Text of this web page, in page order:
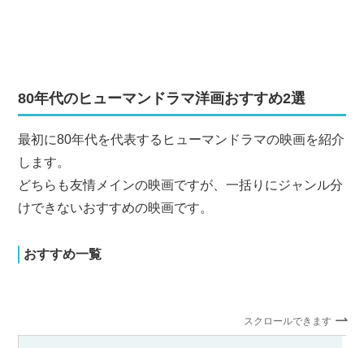
80年代のヒューマンドラマ洋画おすすめ2選
最初に80年代を代表するヒューマンドラマの映画を紹介
します。
どちらも友情メインの映画ですが、一括りにジャンル分
けできないおすすめの映画です。
おすすめ一覧
スクロールできます